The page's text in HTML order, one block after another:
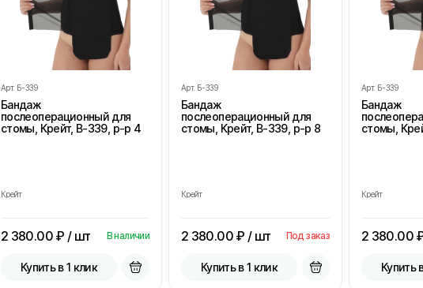
Арт. Б-339
Бандаж
послеоперационный для
стомы, Крейт, В-339, р-р 4
Крейт
2 380.00₽ / шт В наличии
Купить в 1 клик
Арт. Б-339
Бандаж
послеоперационный для
стомы, Крейт, В-339, р-р 8
Крейт
2 380.00₽ / шт Под заказ
Купить в 1 клик
Арт. Б-339
Бандаж
стомы,
Крейт
2 380.00
Купить